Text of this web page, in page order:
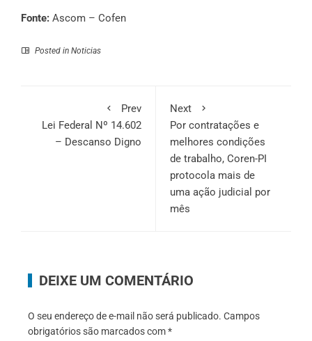
Fonte: Ascom – Cofen
Posted in Noticias
Prev
Lei Federal Nº 14.602
– Descanso Digno
Next
Por contratações e
melhores condições
de trabalho, Coren-PI
protocola mais de
uma ação judicial por
mês
DEIXE UM COMENTÁRIO
O seu endereço de e-mail não será publicado. Campos
obrigatórios são marcados com*